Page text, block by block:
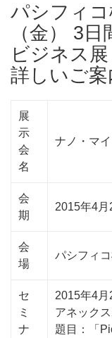
パシフィ
（金） 3
ビジネス
詳しいご案
展
示
会
名
ナノ・マ
会
期
2015年4
会
場
パシフィ
セ
ミ
ナ
2015年4
アネック
題目：「